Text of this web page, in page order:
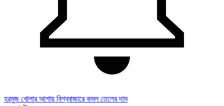
হরমুজ খোলার আশায় বিশ্ববাজারে কমল তেলের দাম